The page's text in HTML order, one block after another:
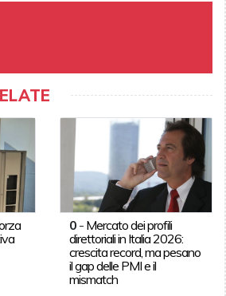
0 - Mercato dei profili
direttoriali in Italia 2026:
crescita record, ma pesano
il gap delle PMI e il
mismatch